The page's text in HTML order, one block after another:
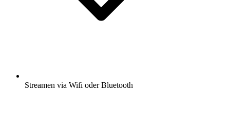
Streamen via Wifi oder Bluetooth